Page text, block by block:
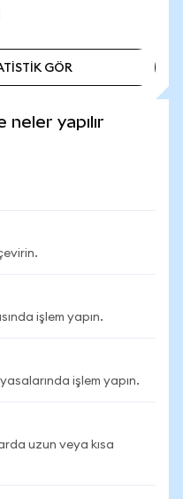
GÖR
yapılır
işlem yapın.
işlem yapın.
uzun veya kısa